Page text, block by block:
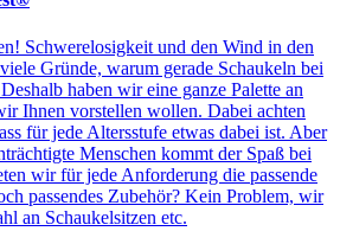
Schwerelosigkeit und den Wind in den
Gründe, warum gerade Schaukeln bei
haben wir eine ganze Palette an
Ihnen vorstellen wollen. Dabei achten
für jede Altersstufe etwas dabei ist. Aber
Menschen kommt der Spaß bei
wir für jede Anforderung die passende
passendes Zubehör? Kein Problem, wir
an Schaukelsitzen etc.